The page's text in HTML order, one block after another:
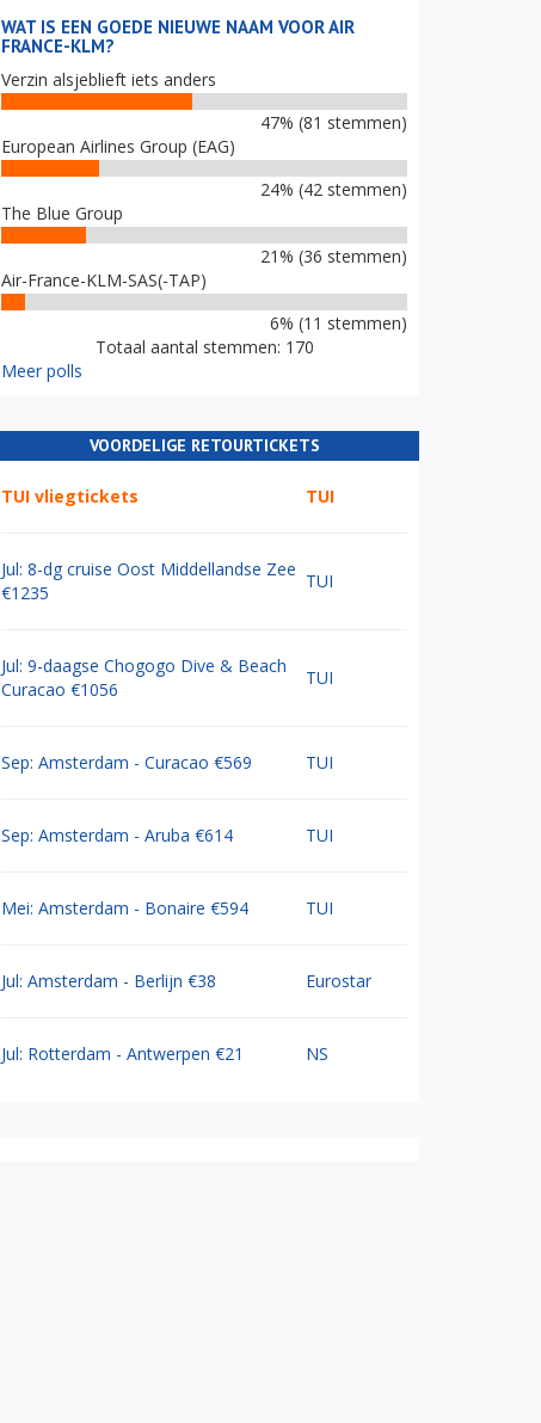
WAT IS EEN GOEDE NIEUWE NAAM VOOR AIR
FRANCE-KLM?
Verzin alsjeblieft iets anders
47% (81 stemmen)
European Airlines Group (EAG)
24% (42 stemmen)
The Blue Group
21% (36 stemmen)
Air-France-KLM-SAS(-TAP)
6% (11 stemmen)
Totaal aantal stemmen: 170
Meer polls
VOORDELIGE RETOURTICKETS
TUI vliegtickets TUI
Jul: 8-dg cruise Oost Middellandse Zee
€1235
TUI
Jul: 9-daagse Chogogo Dive & Beach
Curacao €1056
TUI
Sep: Amsterdam - Curacao €569 TUI
Sep: Amsterdam - Aruba €614 TUI
Mei: Amsterdam - Bonaire €594 TUI
Jul: Amsterdam - Berlijn €38 Eurostar
Jul: Rotterdam - Antwerpen €21 NS